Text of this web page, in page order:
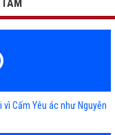
Cấm Yêu ác như Nguyễn